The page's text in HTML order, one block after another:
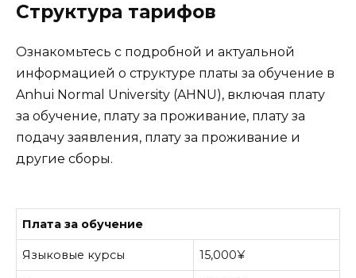
Структура тарифов
Ознакомьтесь с подробной и актуальной
информацией о структуре платы за обучение в
Anhui Normal University (AHNU), включая плату
за обучение, плату за проживание, плату за
подачу заявления, плату за проживание и
другие сборы.
Плата за обучение
Языковые курсы 15,000¥